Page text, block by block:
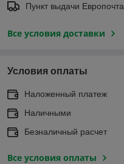
Пункт выдачи Европочта
Все условия доставки
Условия оплаты
Наложенный платеж
Наличными
Безналичный расчет
Все условия оплаты